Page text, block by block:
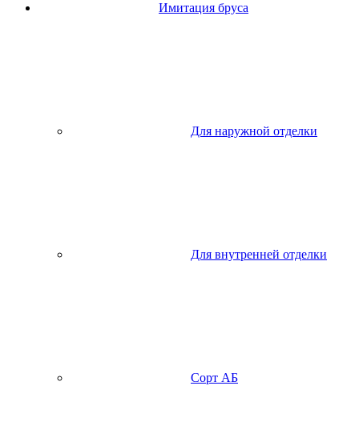
Имитация бруса
Для наружной отделки
Для внутренней отделки
Сорт АБ